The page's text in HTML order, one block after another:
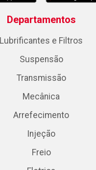
Departamentos
Lubrificantes e Filtros
Suspensão
Transmissão
Mecânica
Arrefecimento
Injeção
Freio